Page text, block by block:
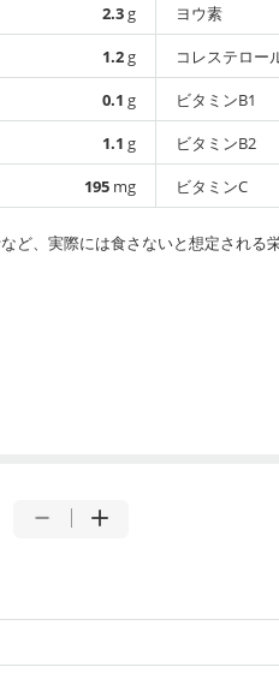
2.3g
1.2g
0.1 g
1.1 g
195 mg
ヨウ素
コレステロー
ビタミンB1
ビタミンB2
ビタミンC
ど、実際には食さないと想定される